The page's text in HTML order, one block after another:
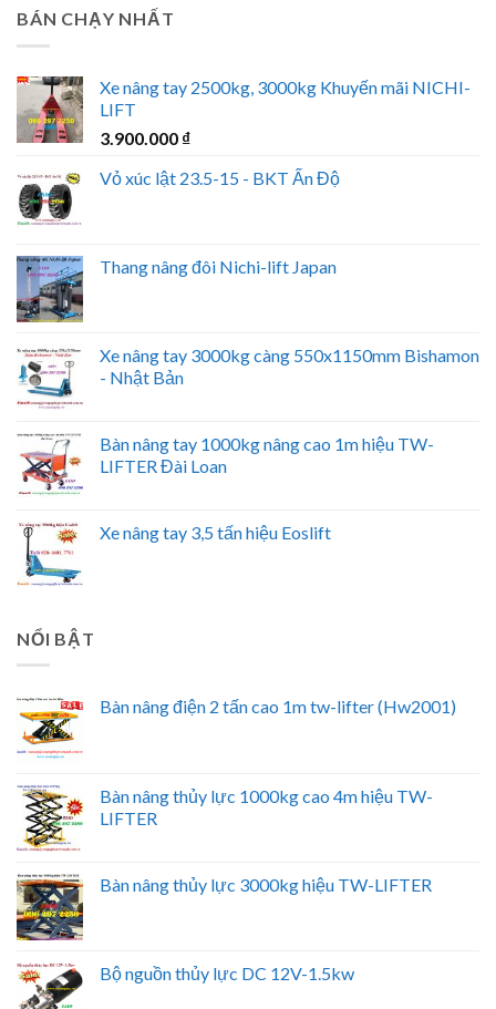
BÁN CHẠY NHẤT
Xe nâng tay 2500kg, 3000kg Khuyến mãi NICHI-
LIFT
3.900.000 ₫
Vỏ xúc lật 23.5-15 - BKT Ấn Độ
Thang nâng đôi Nichi-lift Japan
Xe nâng tay 3000kg càng 550x1150mm Bishamon
- Nhật Bản
Bàn nâng tay 1000kg nâng cao 1m hiệu TW-
LIFTER Đài Loan
Xe nâng tay 3,5 tấn hiệu Eoslift
NỔI BẬT
Bàn nâng điện 2 tấn cao 1m tw-lifter (Hw2001)
Bàn nâng thủy lực 1000kg cao 4m hiệu TW-
LIFTER
Bàn nâng thủy lực 3000kg hiệu TW-LIFTER
Bộ nguồn thủy lực DC 12V-1.5kw